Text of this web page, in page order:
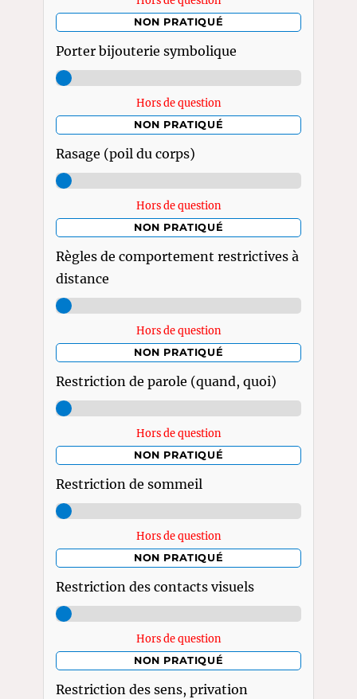
NON PRATIQUÉ
Porter bijouterie symbolique
Hors de question
NON PRATIQUÉ
Rasage (poil du corps)
Hors de question
NON PRATIQUÉ
Règles de comportement restrictives à
distance
Hors de question
NON PRATIQUÉ
Restriction de parole (quand, quoi)
Hors de question
NON PRATIQUÉ
Restriction de sommeil
Hors de question
NON PRATIQUÉ
Restriction des contacts visuels
Hors de question
NON PRATIQUÉ
Restriction des sens, privation